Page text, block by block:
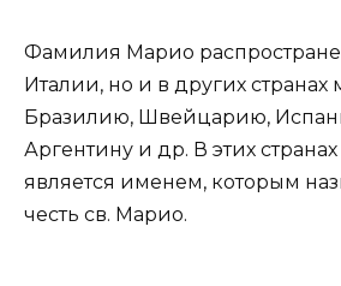
Фамилия Марио
Италии, но и в других странах
Бразилию, Швейцарию,
Аргентину и др. В этих
является именем, которым
честь св. Марио.